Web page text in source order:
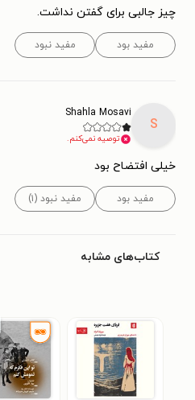
چیز جالبی برای گفتن نداشت.
مفید بود مفید نبود
S
Shahla Mosavi
توصیه نمی‌کنم.
خیلی افتضاح بود
مفید بود مفید نبود (۱)
کتاب‌های مشابه